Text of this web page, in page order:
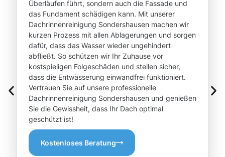
Überläufen führt, sondern auch die Fassade und
das Fundament schädigen kann. Mit unserer
Dachrinnenreinigung Sondershausen machen wir
kurzen Prozess mit allen Ablagerungen und sorgen
dafür, dass das Wasser wieder ungehindert
abfließt. So schützen wir Ihr Zuhause vor
kostspieligen Folgeschäden und stellen sicher,
dass die Entwässerung einwandfrei funktioniert.
Vertrauen Sie auf unsere professionelle
Dachrinnenreinigung Sondershausen und genießen
Sie die Gewissheit, dass Ihr Dach optimal
geschützt ist!
Kostenloses Beratung